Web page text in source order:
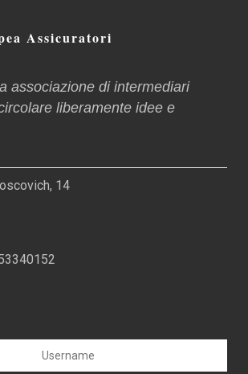
Assicuratori
associazione di intermediari
liberamente idee e
14